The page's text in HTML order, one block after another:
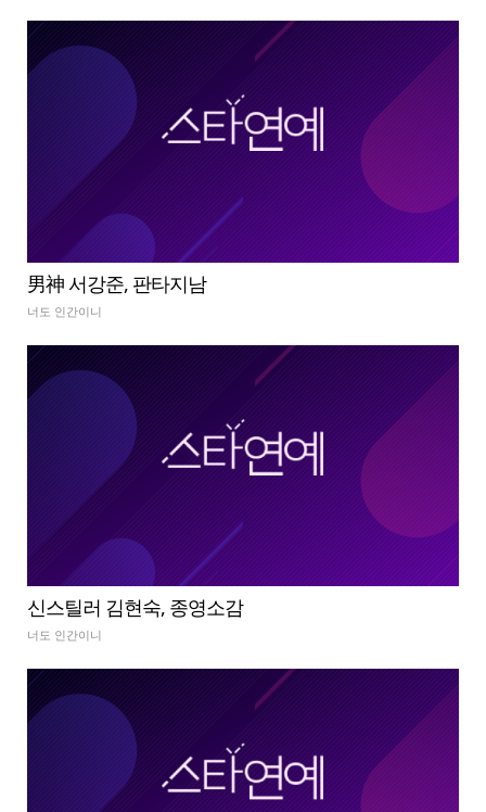
男神 서강준, 판타지남
너도 인간이니
신스틸러 김현숙, 종영소감
너도 인간이니